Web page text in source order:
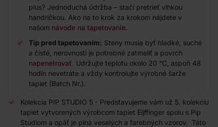
plus? Jednoduchá údržba – stačí pretrieť vlhkou
handričkou. Ako na to krok za krokom nájdete v
našom návode na tapetovanie.
Tip pred tapetovaním: Steny musia byť hladké, suché
a čisté, nerovnosti je potrebné zatmeliť a povrch
napenetrovať. Udržujte teplotu okolo 20 °C, aspoň 48
hodín nevetráte a vždy kontrolujte výrobné šarže
tapiet (Batch Nr.).
Kolekcia PIP STUDIO 5 - Predstavujeme vám už 5. kolekciu
tapiet vytvorených výrobcom tapiet Eijffinger spolu s Pip
Studiom a opäť je plná veselých a farebných vzorov. Táto